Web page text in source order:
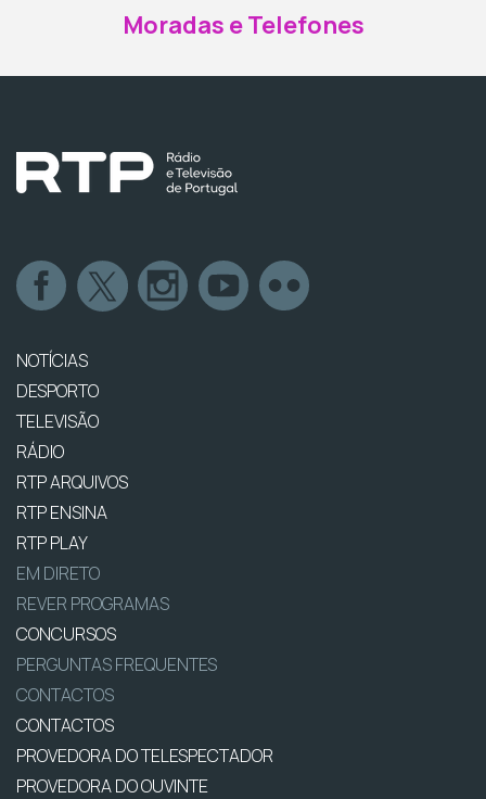
Moradas e Telefones
NOTÍCIAS
DESPORTO
TELEVISÃO
RÁDIO
RTP ARQUIVOS
RTP ENSINA
RTP PLAY
EM DIRETO
REVER PROGRAMAS
CONCURSOS
PERGUNTAS FREQUENTES
CONTACTOS
CONTACTOS
PROVEDORA DO TELESPECTADOR
PROVEDORA DO OUVINTE